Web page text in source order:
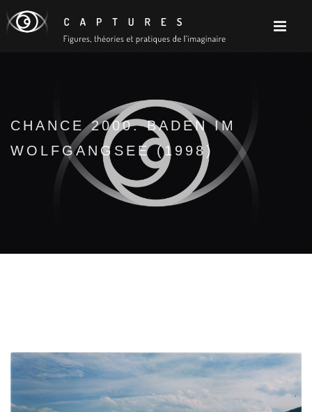
CHANCE 2000. BADEN IM
WOLFGANGSEE (1998)